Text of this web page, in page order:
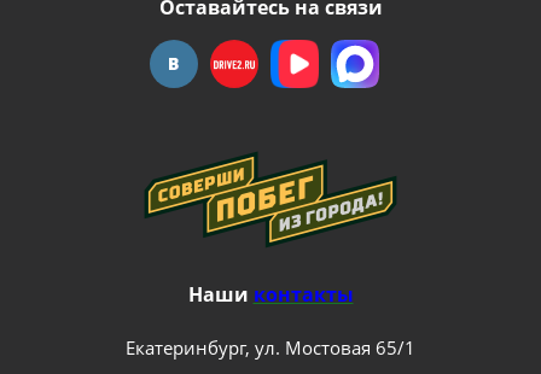
Оставайтесь на связи
Наши контакты
Екатеринбург, ул. Мостовая 65/1